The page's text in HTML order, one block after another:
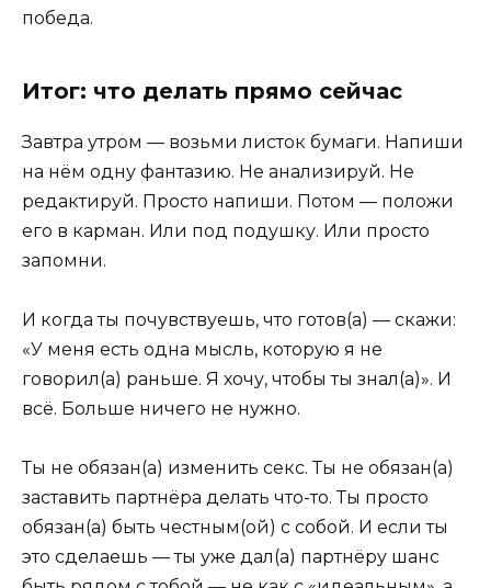
победа.
Итог: что делать прямо сейчас
Завтра утром — возьми листок бумаги. Напиши
на нём одну фантазию. Не анализируй. Не
редактируй. Просто напиши. Потом — положи
его в карман. Или под подушку. Или просто
запомни.
И когда ты почувствуешь, что готов(а) — скажи:
«У меня есть одна мысль, которую я не
говорил(а) раньше. Я хочу, чтобы ты знал(а)». И
всё. Больше ничего не нужно.
Ты не обязан(а) изменить секс. Ты не обязан(а)
заставить партнёра делать что-то. Ты просто
обязан(а) быть честным(ой) с собой. И если ты
это сделаешь — ты уже дал(а) партнёру шанс